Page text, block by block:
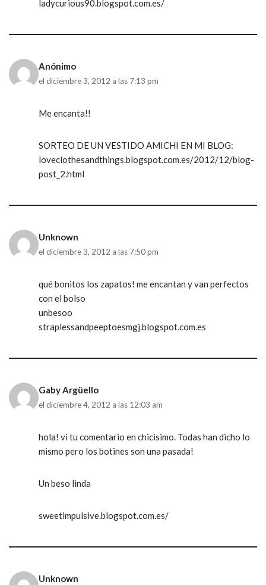
ladycurious90.blogspot.com.es/
Anónimo
el diciembre 3, 2012 a las 7:13 pm
Me encanta!!
SORTEO DE UN VESTIDO AMICHI EN MI BLOG:
loveclothesandthings.blogspot.com.es/2012/12/blog-
post_2.html
Unknown
el diciembre 3, 2012 a las 7:50 pm
qué bonitos los zapatos! me encantan y van perfectos
con el bolso
unbesoo
straplessandpeeptoesmgj.blogspot.com.es
Gaby Argüello
el diciembre 4, 2012 a las 12:03 am
hola! vi tu comentario en chicisimo. Todas han dicho lo
mismo pero los botines son una pasada!
Un beso linda
sweetimpulsive.blogspot.com.es/
Unknown